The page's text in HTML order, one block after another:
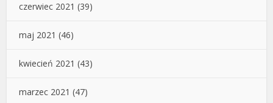
czerwiec 2021 (39)
maj 2021 (46)
kwiecień 2021 (43)
marzec 2021 (47)